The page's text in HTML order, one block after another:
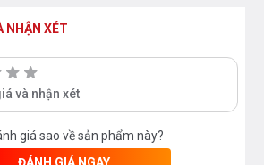
Kích thước sản phẩm
Chiều cao hộc tủ tối đa
845 mm
NHẬN XÉT
và nhận xét
giá sao về sản phẩm này?